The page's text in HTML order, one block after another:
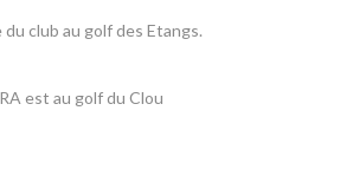
club au golf des Etangs.
est au golf du Clou